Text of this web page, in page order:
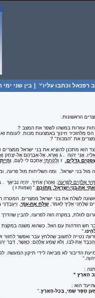
רפנאל וכתבו עליו בין שני ימי
הראשונות.
עוזרות במשהו לשפר את המצב ?
הס מלהזכיר חינוך באמצעות מכות. לעומת
את "המכות" ?
הוא מתכנן להוציא את בני ישראל
אֲנִי יְהוָה
ג וָאֵרָא, אֶל-אַבְרָהָם אֶל-יִצְחָק
גְּדֹלִים ז וְלָקַחְתִּי אֶתְכֶם לִי לְעָם,
בני ישראל. ומה השליחות מול פרעה,
אֱלֹהִים לְפַרְעֹה; וְאַהֲרֹן אָחִיךָ, יִהְיֶה נְבִיאֶךָ
אֶת-בְּנֵי-יִשְׂרָאֵל, מִתּוֹכָם ". (שמות ז )
לשלח את בני ישראל ממצרים. המטרה
שְׁלָחַנִי אֵלֶיךָ לֵאמֹר,שַׁלַּח אֶת-עַמִּי ,
לזולת, במקרה הזה לפרעה, להבין
חש הזדהות עם האל, כשהוא משנה
".
נטייה לחשוב שהלחץ עבר ואפשר לחזור
אֶת-לִבּוֹ, וְלֹא שָׁמַע אֲלֵהֶם: כַּאֲשֶׁר, דִּבֶּר
הדיבור לא מביאה לידי תיקון
".
:
הָאָרֶץ "
הוא :
סַפֵּר שְׁמִי, בְּכָל-הָאָרֶץ .
"